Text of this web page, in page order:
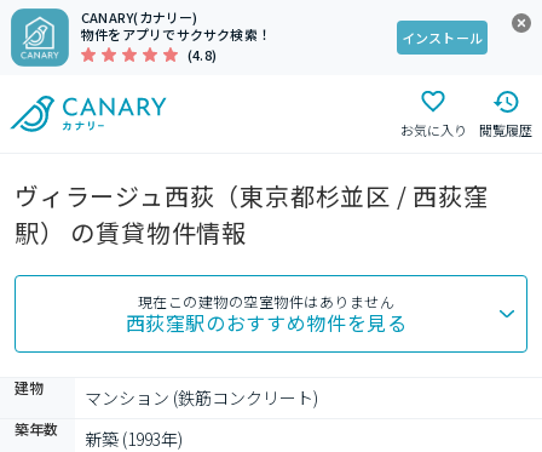
CANARY(カナリー)
物件をアプリでサクサク検索！
(4.8)
インストール
お気に入り 閲覧履歴
ヴィラージュ西荻（東京都杉並区 / 西荻窪
駅） の賃貸物件情報
現在この建物の空室物件はありません
西荻窪駅のおすすめ物件を見る
建物 マンション (鉄筋コンクリート)
築年数 新築 (1993年)